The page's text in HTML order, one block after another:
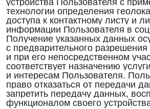
устройства Пользователя с
технологии определения
доступа к контактному листу и
информации Пользователя в
Получение указанных данных
с предварительного
и при его непосредственном
соответствует назначению
и интересам Пользователя.
право отказаться от передачи
запретить передачу данных,
функционалом своего